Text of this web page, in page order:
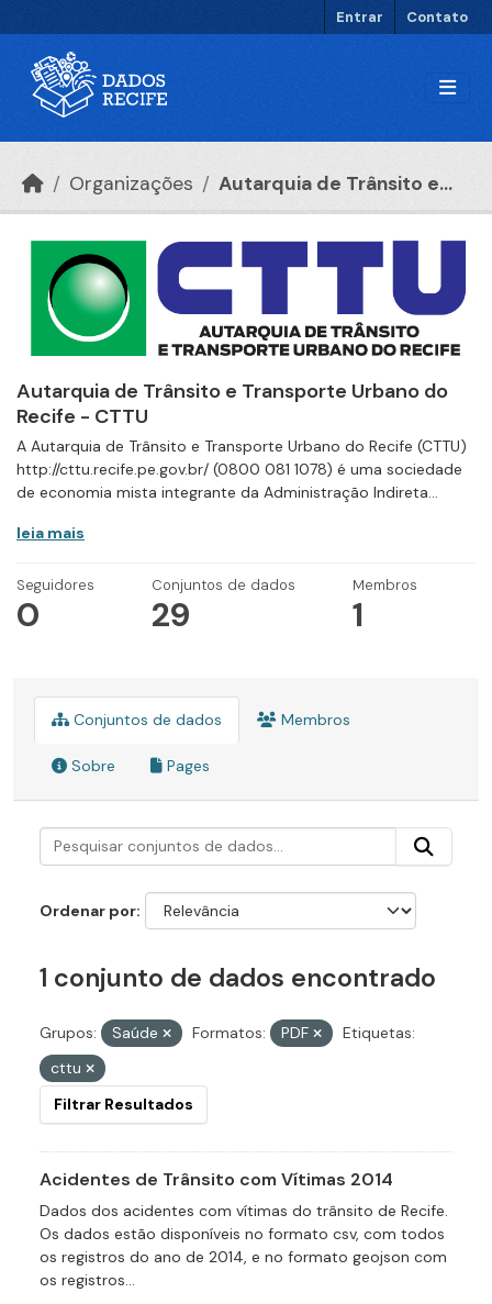
Entrar Contato
Organizações Autarquia de Trânsito e...
Autarquia de Trânsito e Transporte Urbano do
Recife - CTTU
A Autarquia de Trânsito e Transporte Urbano do Recife (CTTU)
http://cttu.recife.pe.gov.br/ (0800 081 1078) é uma sociedade
de economia mista integrante da Administração Indireta...
leia mais
Seguidores
0
Conjuntos de dados
29
Membros
1
Conjuntos de dados Membros
Sobre Pages
Ordenar por
1 conjunto de dados encontrado
Grupos: Saúde Formatos: PDF
Etiquetas:
cttu
Filtrar Resultados
Acidentes de Trânsito com Vítimas 2014
Dados dos acidentes com vítimas do trânsito de Recife.
Os dados estão disponíveis no formato csv, com todos
os registros do ano de 2014, e no formato geojson com
os registros...